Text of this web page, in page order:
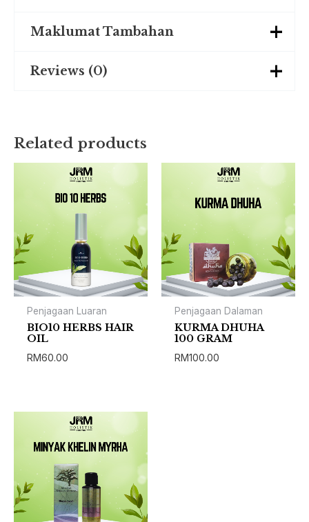
Maklumat Tambahan
Weight
Reviews (0)
Be the first to review “(PROMOSI)
KURMA DHUHA 100G”
You must be logged in to post a review.
Related products
Penjagaan Luaran
BIO10 HERBS HAIR
OIL
RM60.00
Penjagaan Dalaman
KURMA DHUHA
100 GRAM
RM100.00